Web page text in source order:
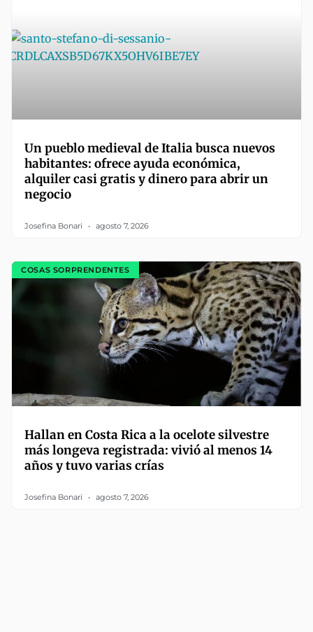
Un pueblo medieval de Italia busca nuevos
habitantes: ofrece ayuda económica,
alquiler casi gratis y dinero para abrir un
negocio
Josefina Bonari agosto 7, 2026
COSAS SORPRENDENTES
Hallan en Costa Rica a la ocelote silvestre
más longeva registrada: vivió al menos 14
años y tuvo varias crías
Josefina Bonari agosto 7, 2026